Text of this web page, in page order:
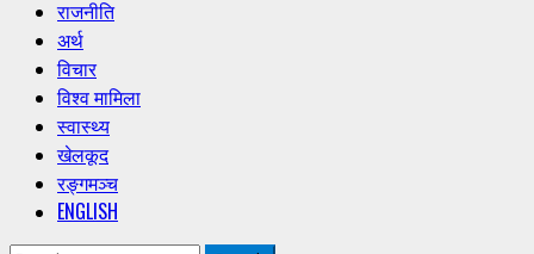
Menuराजनीति
अर्थ
विचार
विश्व मामिला
स्वास्थ्य
खेलकूद
रङ्गमञ्च
ENGLISH